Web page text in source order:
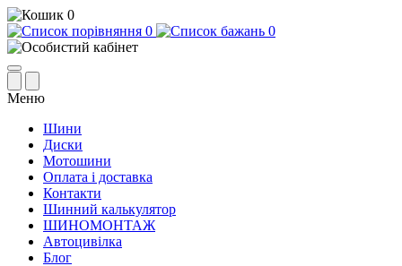
0
0
0
Меню
Шини
Диски
Мотошини
Оплата і доставка
Контакти
Шинний калькулятор
ШИНОМОНТАЖ
Автоцивілка
Блог